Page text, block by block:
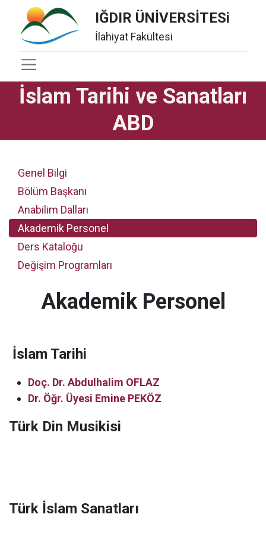
IĞDIR ÜNİVERSİTESi
İlahiyat Fakültesi
İslam Tarihi ve Sanatları
ABD
Genel Bilgi
Bölüm Başkanı
Anabilim Dalları
Akademik Personel
Ders Kataloğu
Değişim Programları
Akademik Personel
İslam Tarihi
Doç. Dr. Abdulhalim OFLAZ
Dr. Öğr. Üyesi Emine PEKÖZ
Türk Din Musikisi
Türk İslam Sanatları